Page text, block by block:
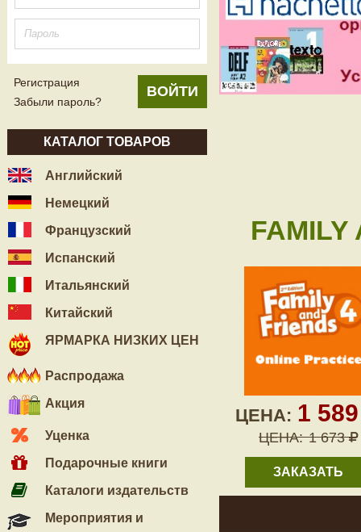
Регистрация
Забыли пароль?
КАТАЛОГ ТОВАРОВ
Английский
Немецкий
Французский
Испанский
Итальянский
Китайский
ЯРМАРКА НИЗКИХ ЦЕН
Распродажа
Акция
Уценка
Подарочные книги
Каталоги издательств
Мероприятия и
FAMILY
ЦЕНА: 1
ЦЕНА: 1 673
ЗАКАЗАТЬ